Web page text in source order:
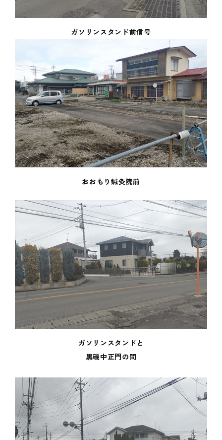
ガソリンスタンド前信号
おおもり鍼灸院前
ガソリンスタンドと
黒磯中正門の間